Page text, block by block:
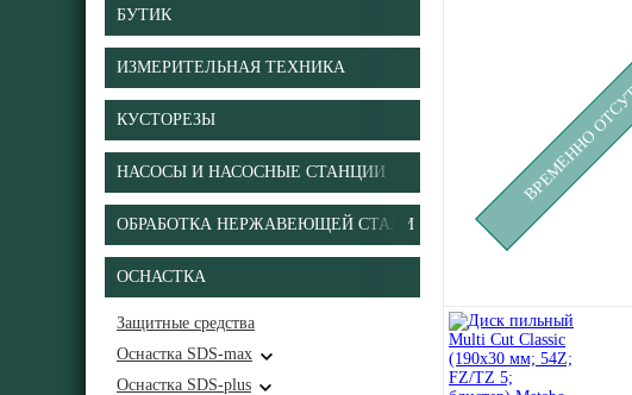
БУТИК
ИЗМЕРИТЕЛЬНАЯ ТЕХНИКА
КУСТОРЕЗЫ
НАСОСЫ И НАСОСНЫЕ СТАНЦИИ
ОБРАБОТКА НЕРЖАВЕЮЩЕЙ СТАЛИ
ОСНАСТКА
Защитные средства
Оснастка SDS-max
Оснастка SDS-plus
ВРЕМЕННО